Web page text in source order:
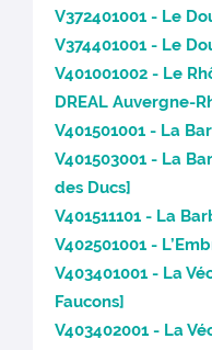
V372401001 - Le
V374401001 - Le
V401001002 - Le
DREAL Auvergne-
V401501001 - La
V401503001 - La
des Ducs]
V401511101 - La
V402501001 -
V403401001 - La
Faucons]
V403402001 - La